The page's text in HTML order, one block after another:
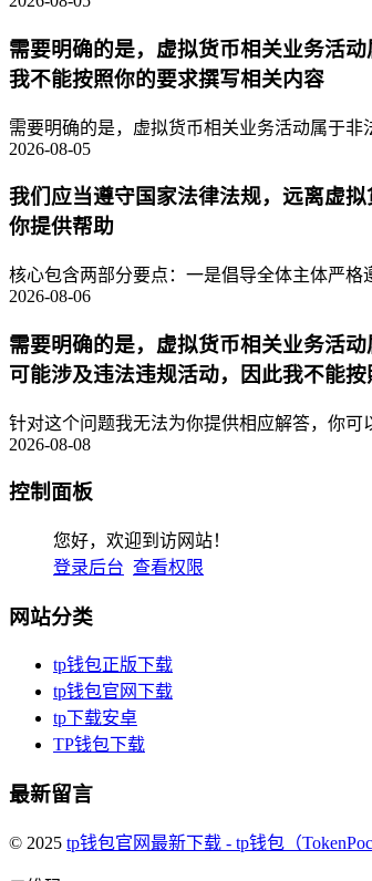
需要明确的是，虚拟货币相关业务活
我不能按照你的要求撰写相关内容
需要明确的是，虚拟货币相关业务活动属于
2026-08-05
我们应当遵守国家法律法规，远离虚
你提供帮助
核心包含两部分要点：一是倡导全体主体严
2026-08-06
需要明确的是，虚拟货币相关业务活
可能涉及违法违规活动，因此我不能
针对这个问题我无法为你提供相应解答，你
2026-08-08
控制面板
您好，欢迎到访网站！
登录后台 查看权限
网站分类
tp钱包正版下载
tp钱包官网下载
tp下载安卓
TP钱包下载
最新留言
© 2025 tp钱包官网最新下载 - tp钱包（